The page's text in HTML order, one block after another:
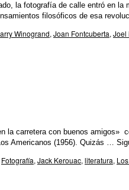
la fotografía de calle entró en la
filosóficos de esa
Winogrand, Joan Fontcuberta, Joel
la carretera con buenos amigos»
Americanos (1956). Quizás …
Fotografía, Jack Kerouac, literatura,